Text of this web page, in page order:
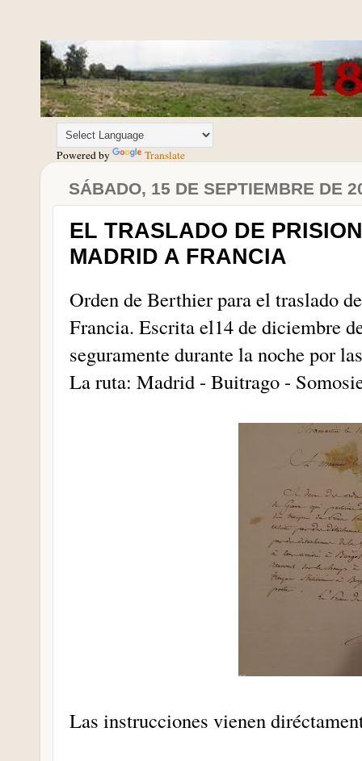
Powered by Translate
SÁBADO, 15 DE SEPTIEMBRE DE
EL TRASLADO DE
MADRID A FRANCIA
Orden de Berthier para el traslado
Francia. Escrita el14 de diciembre
seguramente durante la noche por
La ruta: Madrid - Buitrago -
Las instrucciones vienen